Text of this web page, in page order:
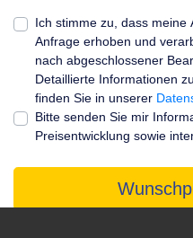
Ich stimme zu, dass
Anfrage erhoben und
nach abgeschlossener
Detaillierte Informationen
finden Sie in unserer
Bitte senden Sie mir
Preisentwicklung sowie